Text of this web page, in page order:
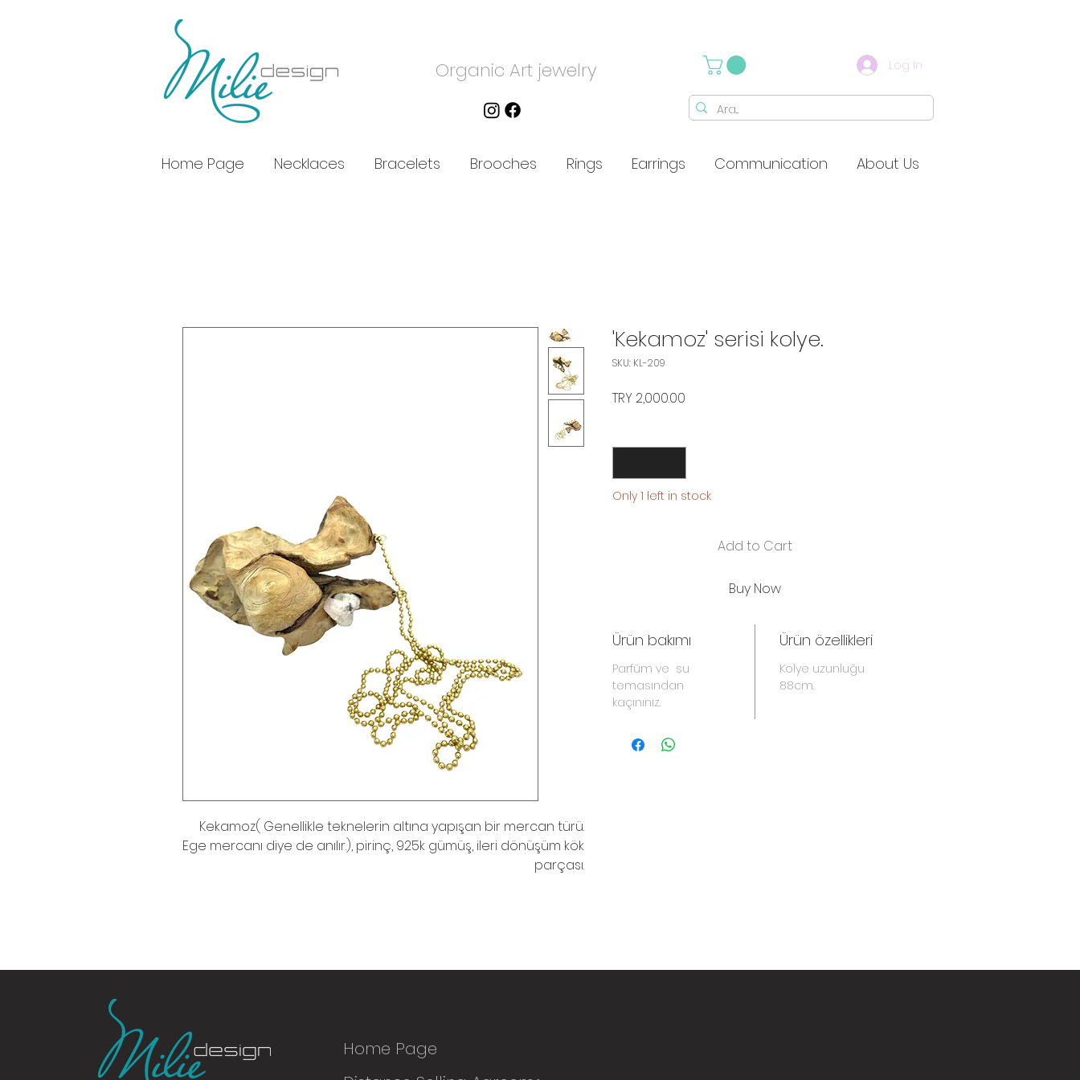
Organic Art jewelry Log In
Home Page Necklaces Bracelets Brooches Rings Earrings Communication About Us
Kekamoz( Genellikle teknelerin altına yapışan bir mercan türü.
Ege mercanı diye de anılır.), pirinç, 925k gümüş, ileri dönüşüm kök
parçası.
'Kekamoz' serisi kolye.
SKU: KL-209
TRY 2,000.00
Only 1 left in stock
Add to Cart
Buy Now
Ürün bakımı
Parfüm ve su
temasından
kaçınınız.
Ürün özellikleri
Kolye uzunluğu
88cm.
Home Page